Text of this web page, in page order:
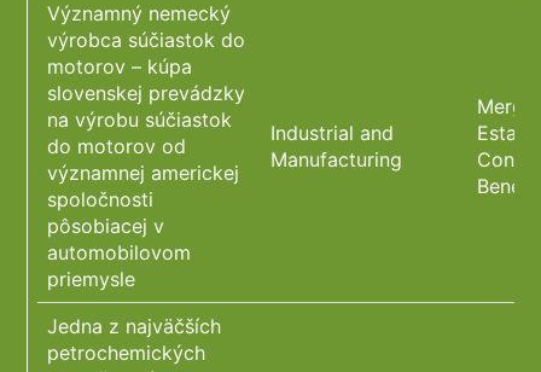
Významný nemecký
výrobca súčiastok do
motorov – kúpa
slovenskej prevádzky
na výrobu súčiastok
do motorov od
významnej americkej
spoločnosti
pôsobiacej v
automobilovom
priemysle
Industrial and
Manufacturing
Estate
Jedna z najväčších
petrochemických